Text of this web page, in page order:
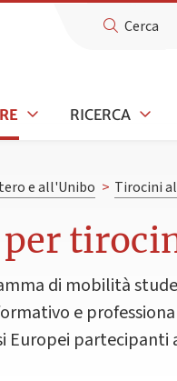
Cerca
RICERCA
e all'Unibo > Tirocini
di mobilità
e
Europei